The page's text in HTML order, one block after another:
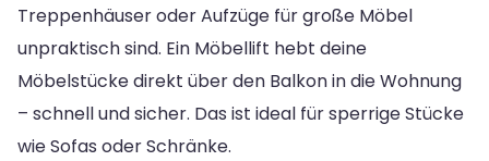
Treppenhäuser oder Aufzüge für große Möbel
unpraktisch sind. Ein Möbellift hebt deine
Möbelstücke direkt über den Balkon in die Wohnung
– schnell und sicher. Das ist ideal für sperrige Stücke
wie Sofas oder Schränke.